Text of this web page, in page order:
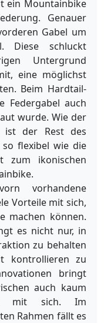
ein Mountainbike
Genauer
Gabel um
Diese schluckt
Untergrund
eine möglichst
Beim Hardtail-
Federgabel auch
wurde. Wie der
ist der Rest des
flexibel wie die
zum ikonischen
vorhandene
Vorteile mit sich,
machen können.
es nicht nur, in
zu behalten
kontrollieren zu
bringt
auch kaum
mit sich. Im
Rahmen fällt es